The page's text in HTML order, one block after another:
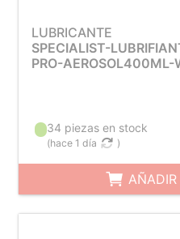
LUBRICANTE
SPECIALIST-
PRO-AEROSOL400ML-
34 piezas en stock
(hace 1 día )